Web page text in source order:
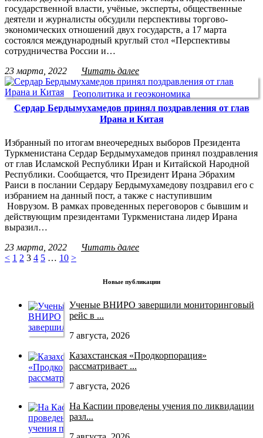
государственной власти, учёные, эксперты, общественные
деятели и журналисты обсудили перспективы торгово-
экономических отношений двух государств, а 17 марта
состоялся международный круглый стол «Перспективы
сотрудничества России и…
23 марта, 2022
Читать далее
Геополитика и геоэкономика
Сердар Бердымухамедов принял поздравления от глав
Ирана и Китая
Избранный по итогам внеочередных выборов Президента
Туркменистана Сердар Бердымухамедов принял поздравления
от глав Исламской Республики Иран и Китайской Народной
Республики. Сообщается, что Президент Ирана Эбрахим
Раиси в послании Сердару Бердымухамедову поздравил его с
избранием на данный пост, а также с наступившим
Новрузом. В рамках проведенных переговоров с бывшим и
действующим президентами Туркменистана лидер Ирана
выразил…
23 марта, 2022
Читать далее
< 1 2 3 4 5 … 10 >
Новые публикации
Ученые ВНИРО завершили мониторинговый
рейс в ...
7 августа, 2026
Казахстанская «Продкорпорация»
рассматривает ...
7 августа, 2026
На Каспии проведены учения по ликвидации
разл...